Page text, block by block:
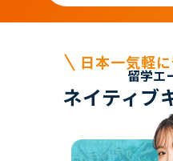
日本一気軽
留学エ
ネイティブ